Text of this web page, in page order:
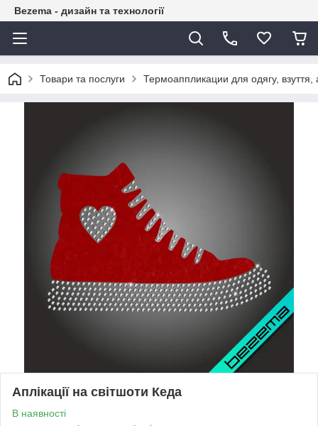
Bezema - дизайн та технології
Товари та послуги Термоаппликации для одягу, взуття,
Аплікації на світшоти Кеда
В наявності